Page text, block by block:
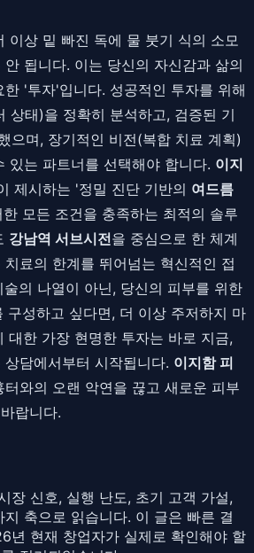
이상 밑 빠진 독에 물 붓기 식의 소모
됩니다. 이는 당신의 자신감과 삶의
'투자'입니다. 성공적인 투자를 위해
상태)을 정확히 분석하고, 검증된 기
으며, 장기적인 비전(복합 치료 계획)
있는 파트너를 선택해야 합니다. 이지
제시하는 '정밀 진단 기반의 여드름
모든 조건을 충족하는 최적의 솔루
강남역 서브시전을 중심으로 한 체계
료의 한계를 뛰어넘는 혁신적인 접
의 나열이 아닌, 당신의 피부를 위한
구성하고 싶다면, 더 이상 주저하지 마
대한 가장 현명한 투자는 바로 지금,
담에서부터 시작됩니다. 이지함 피
와의 오랜 악연을 끊고 새로운 피부
랍니다.
장 신호, 실행 난도, 초기 고객 가설,
축으로 읽습니다. 이 글은 빠른 결
년 현재 창업자가 실제로 확인해야 할